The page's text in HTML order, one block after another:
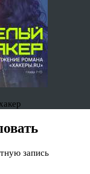
запись